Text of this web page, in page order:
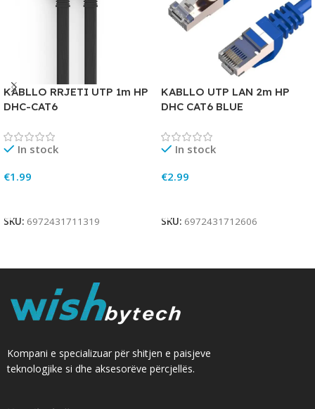
KABLLO RRJETI UTP 1m HP
DHC-CAT6
In stock
€1.99
SKU: 6972431711319
KABLLO UTP LAN 2m HP
DHC CAT6 BLUE
In stock
€2.99
SKU: 6972431712606
Kompani e specializuar për shitjen e paisjeve
teknologjike si dhe aksesorëve përcjellës.